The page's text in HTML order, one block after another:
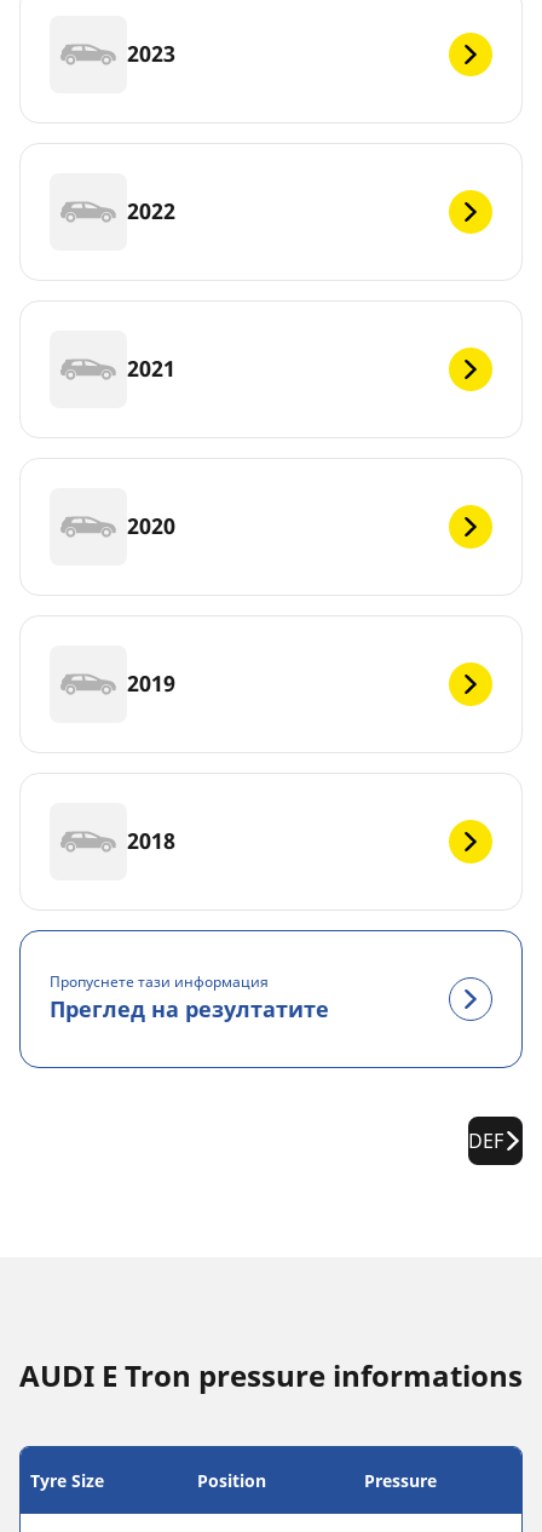
2023
2022
2021
2020
2019
2018
Пропуснете тази информация
Преглед на резултатите
DEF
AUDI E Tron pressure informations
Tyre Size Position Pressure